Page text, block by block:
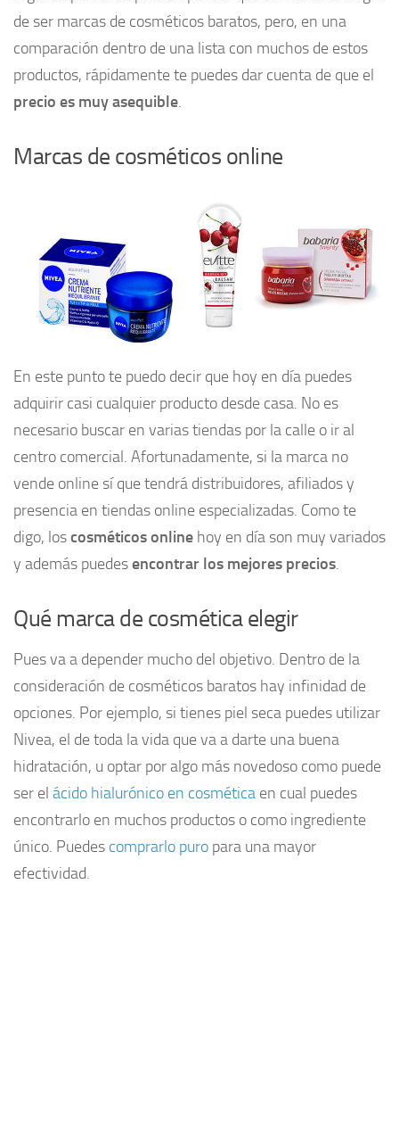
de ser marcas de cosméticos baratos, pero, en una
comparación dentro de una lista con muchos de estos
productos, rápidamente te puedes dar cuenta de que el
precio es muy asequible.
Marcas de cosméticos online
En este punto te puedo decir que hoy en día puedes
adquirir casi cualquier producto desde casa. No es
necesario buscar en varias tiendas por la calle o ir al
centro comercial. Afortunadamente, si la marca no
vende online sí que tendrá distribuidores, afiliados y
presencia en tiendas online especializadas. Como te
digo, loscosméticos online hoy en día son muy variados
y además puedesencontrar los mejores precios.
Qué marca de cosmética elegir
Pues va a depender mucho del objetivo. Dentro de la
consideración de cosméticos baratos hay infinidad de
opciones. Por ejemplo, si tienes piel seca puedes utilizar
Nivea, el de toda la vida que va a darte una buena
hidratación, u optar por algo más novedoso como puede
ser el ácido hialurónico en cosmética en cual puedes
encontrarlo en muchos productos o como ingrediente
único. Puedes comprarlo puro para una mayor
efectividad.